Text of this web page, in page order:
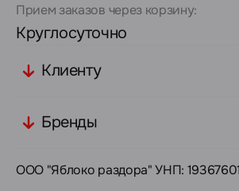
Прием заказов через корзину:
Круглосуточно
Клиенту
Бренды
ООО "Яблоко раздора" УНП: